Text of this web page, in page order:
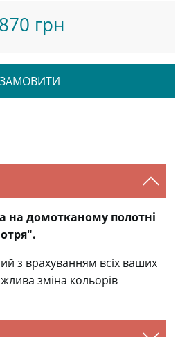
грн
ЗАМОВИТИ
на домотканому полотні
з врахуванням всіх ваших
зміна кольорів